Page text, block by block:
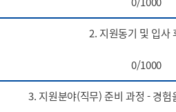
2. 지원동기 및 입사
0/1000
3. 지원분야(직무) 준비 과정 - 경